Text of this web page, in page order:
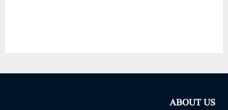
ABOUT US